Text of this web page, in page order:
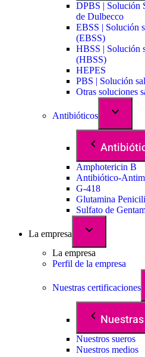
DPBS | Solución
de Dulbecco
EBSS | Solución
(EBSS)
HBSS | Solución
(HBSS)
HEPES
PBS | Solución
Otras soluciones
Antibióticos
Amphotericin B
Antibiótico-
G-418
Glutamina
Sulfato de
La empresa
La empresa
Perfil de la empresa
Nuestras certificaciones
Nuestros sueros
Nuestros medios